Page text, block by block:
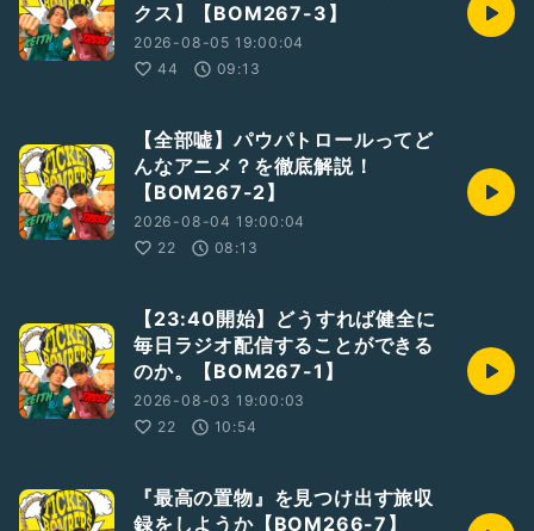
クス】【BOM267-3】
2026-08-05 19:00:04
44
09:13
【全部嘘】パウパトロールってど
んなアニメ？を徹底解説！
【BOM267-2】
2026-08-04 19:00:04
22
08:13
【23:40開始】どうすれば健全に
毎日ラジオ配信することができる
のか。【BOM267-1】
2026-08-03 19:00:03
22
10:54
『最高の置物』を見つけ出す旅収
録をしようか【BOM266-7】